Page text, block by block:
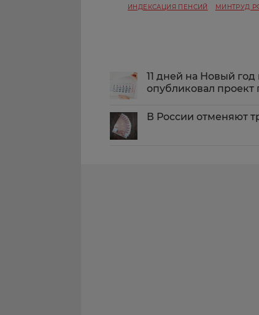
ИНДЕКСАЦИЯ ПЕНСИЙ МИНТРУД
11 дней на Новый
опубликовал проект
В России отменяют